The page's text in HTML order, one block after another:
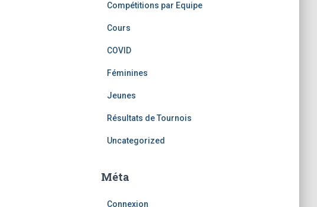
Compétitions par Equipe
Cours
COVID
Féminines
Jeunes
Résultats de Tournois
Uncategorized
Méta
Connexion